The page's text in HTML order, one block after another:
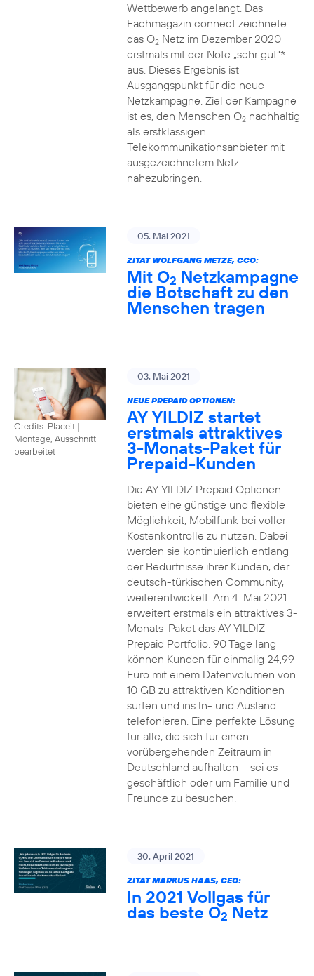
Wettbewerb angelangt. Das
Fachmagazin connect zeichnete
das O2Netz im Dezember 2020
erstmals mit der Note „sehr gut“*
aus. Dieses Ergebnis ist
Ausgangspunkt für die neue
Netzkampagne. Ziel der Kampagne
ist es, den Menschen O2nachhaltig
als erstklassigen
Telekommunikationsanbieter mit
ausgezeichnetem Netz
nahezubringen.
05. Mai 2021
ZITAT WOLFGANG METZE, CCO:
Mit O2 Netzkampagne
die Botschaft zu den
Menschen tragen
Credits: Placeit |
Montage, Ausschnitt
bearbeitet
03. Mai 2021
NEUE PREPAID OPTIONEN:
AY YILDIZ startet
erstmals attraktives
3-Monats-Paket für
Prepaid-Kunden
Die AY YILDIZ Prepaid Optionen
bieten eine günstige und flexible
Möglichkeit, Mobilfunk bei voller
Kostenkontrolle zu nutzen. Dabei
werden sie kontinuierlich entlang
der Bedürfnisse ihrer Kunden, der
deutsch-türkischen Community,
weiterentwickelt. Am 4. Mai 2021
erweitert erstmals ein attraktives 3-
Monats-Paket das AY YILDIZ
Prepaid Portfolio. 90 Tage lang
können Kunden für einmalig 24,99
Euro mit einem Datenvolumen von
10 GB zu attraktiven Konditionen
surfen und ins In- und Ausland
telefonieren. Eine perfekte Lösung
für alle, die sich für einen
vorübergehenden Zeitraum in
Deutschland aufhalten – sei es
geschäftlich oder um Familie und
Freunde zu besuchen.
30. April 2021
ZITAT MARKUS HAAS, CEO:
In 2021 Vollgas für
das beste O2 Netz